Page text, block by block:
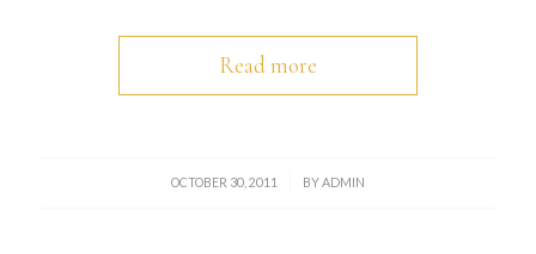
Read more
OCTOBER 30, 2011
/ BYADMIN